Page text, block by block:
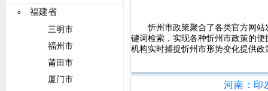
福建省
三明市
福州市
莆田市
厦门市
忻州市政策聚合了各类官方网
键词检索，实现各种忻州市政策的
机构实时捕捉忻州市形势变化提供政